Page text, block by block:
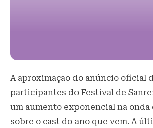
A aproximação do anúncio oficial
participantes do Festival de
um aumento exponencial na onda
sobre o cast do ano que vem. A